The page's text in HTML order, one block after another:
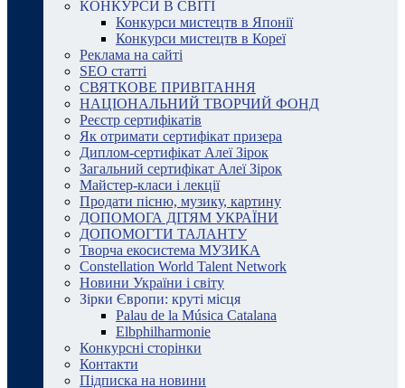
КОНКУРСИ В СВІТІ
Конкурси мистецтв в Японії
Конкурси мистецтв в Кореї
Реклама на сайті
SEO статті
СВЯТКОВЕ ПРИВІТАННЯ
НАЦІОНАЛЬНИЙ ТВОРЧИЙ ФОНД
Реєстр сертифікатів
Як отримати сертифікат призера
Диплом-сертифікат Алеї Зірок
Загальний сертифікат Алеї Зірок
Майстер-класи і лекції
Продати пісню, музику, картину
ДОПОМОГА ДІТЯМ УКРАЇНИ
ДОПОМОГТИ ТАЛАНТУ
Творча екосистема МУЗИКА
Constellation World Talent Network
Новини України і світу
Зірки Європи: круті місця
Palau de la Música Catalana
Elbphilharmonie
Конкурсні сторінки
Контакти
Підписка на новини